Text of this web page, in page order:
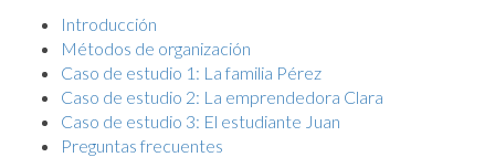
Introducción
Métodos de organización
Caso de estudio 1: La familia Pérez
Caso de estudio 2: La emprendedora Clara
Caso de estudio 3: El estudiante Juan
Preguntas frecuentes